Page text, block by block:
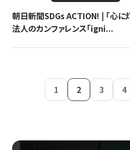
朝日新聞SDGs ACTION! | 「心に
法人のカンファレンス「igni...
1 2 3 4